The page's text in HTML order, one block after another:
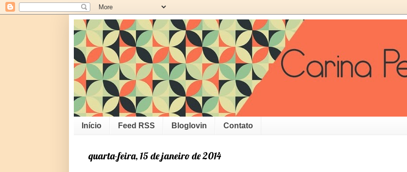
Início Feed RSS Bloglovin Contato
quarta-feira, 15 de janeiro de 2014